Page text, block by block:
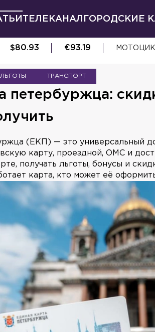
ТЕЛЕКАНАЛ ГОРОДСКИЕ
$80.93 €93.19
ЛЬГОТЫ ТРАНСПОРТ
петербуржца:
(ЕКП) — это универсальный
карту, проездной, ОМС и
получать льготы, бонусы и
карта, кто может её